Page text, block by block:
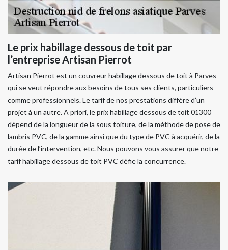
Le prix habillage dessous de toit par
l’entreprise Artisan Pierrot
Artisan Pierrot est un couvreur habillage dessous de toit à Parves
qui se veut répondre aux besoins de tous ses clients, particuliers
comme professionnels. Le tarif de nos prestations diffère d’un
projet à un autre. A priori, le prix habillage dessous de toit 01300
dépend de la longueur de la sous toiture, de la méthode de pose de
lambris PVC, de la gamme ainsi que du type de PVC à acquérir, de la
durée de l’intervention, etc. Nous pouvons vous assurer que notre
tarif habillage dessous de toit PVC défie la concurrence.